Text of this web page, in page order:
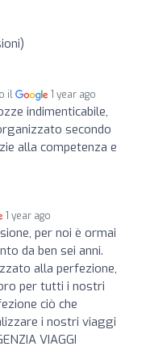
il 1 year ago
indimenticabile,
secondo
alla competenza e
1 year ago
per noi è ormai
da ben sei anni.
alla perfezione,
per tutti i nostri
ciò che
i nostri viaggi
VIAGGI